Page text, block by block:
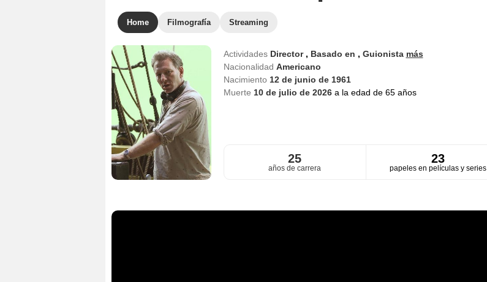
Home Filmografía Streaming
Actividades Director , Basado en , Guionista más
Nacionalidad Americano
Nacimiento 12 de junio de 1961
Muerte 10 de julio de 2026 a la edad de 65 años
25
años de carrera
23
papeles en películas y series